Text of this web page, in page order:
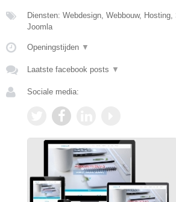
Diensten: Webdesign, Webbouw,
Joomla
Openingstijden ▼
Laatste facebook posts ▼
Sociale media: